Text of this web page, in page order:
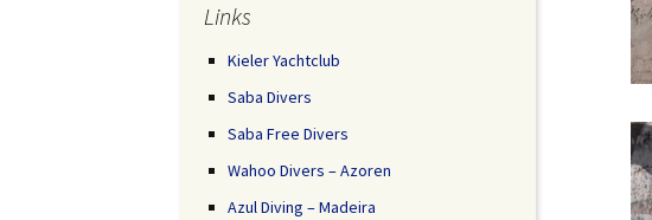
Links
Kieler Yachtclub
Saba Divers
Saba Free Divers
Wahoo Divers – Azoren
Azul Diving – Madeira